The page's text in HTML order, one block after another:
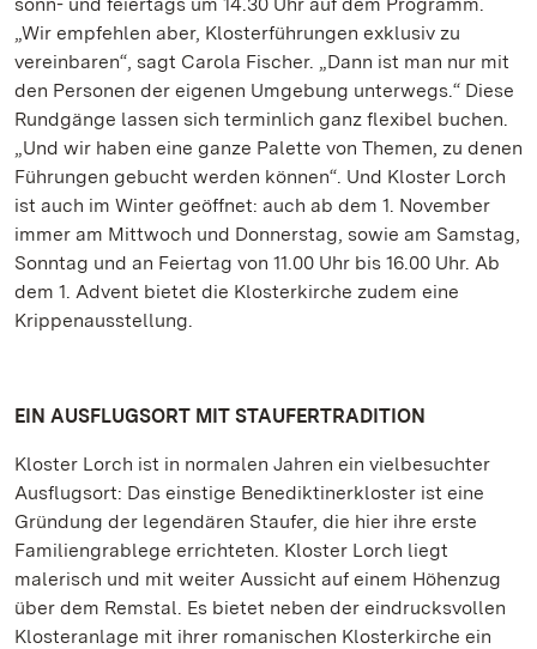
„Wir empfehlen aber, Klosterführungen exklusiv zu
vereinbaren“, sagt Carola Fischer. „Dann ist man nur mit
den Personen der eigenen Umgebung unterwegs.“ Diese
Rundgänge lassen sich terminlich ganz flexibel buchen.
„Und wir haben eine ganze Palette von Themen, zu denen
Führungen gebucht werden können“. Und Kloster Lorch
ist auch im Winter geöffnet: auch ab dem 1. November
immer am Mittwoch und Donnerstag, sowie am Samstag,
Sonntag und an Feiertag von 11.00 Uhr bis 16.00 Uhr. Ab
dem 1. Advent bietet die Klosterkirche zudem eine
Krippenausstellung.
EIN AUSFLUGSORT MIT STAUFERTRADITION
Kloster Lorch ist in normalen Jahren ein vielbesuchter
Ausflugsort: Das einstige Benediktinerkloster ist eine
Gründung der legendären Staufer, die hier ihre erste
Familiengrablege errichteten. Kloster Lorch liegt
malerisch und mit weiter Aussicht auf einem Höhenzug
über dem Remstal. Es bietet neben der eindrucksvollen
Klosteranlage mit ihrer romanischen Klosterkirche ein